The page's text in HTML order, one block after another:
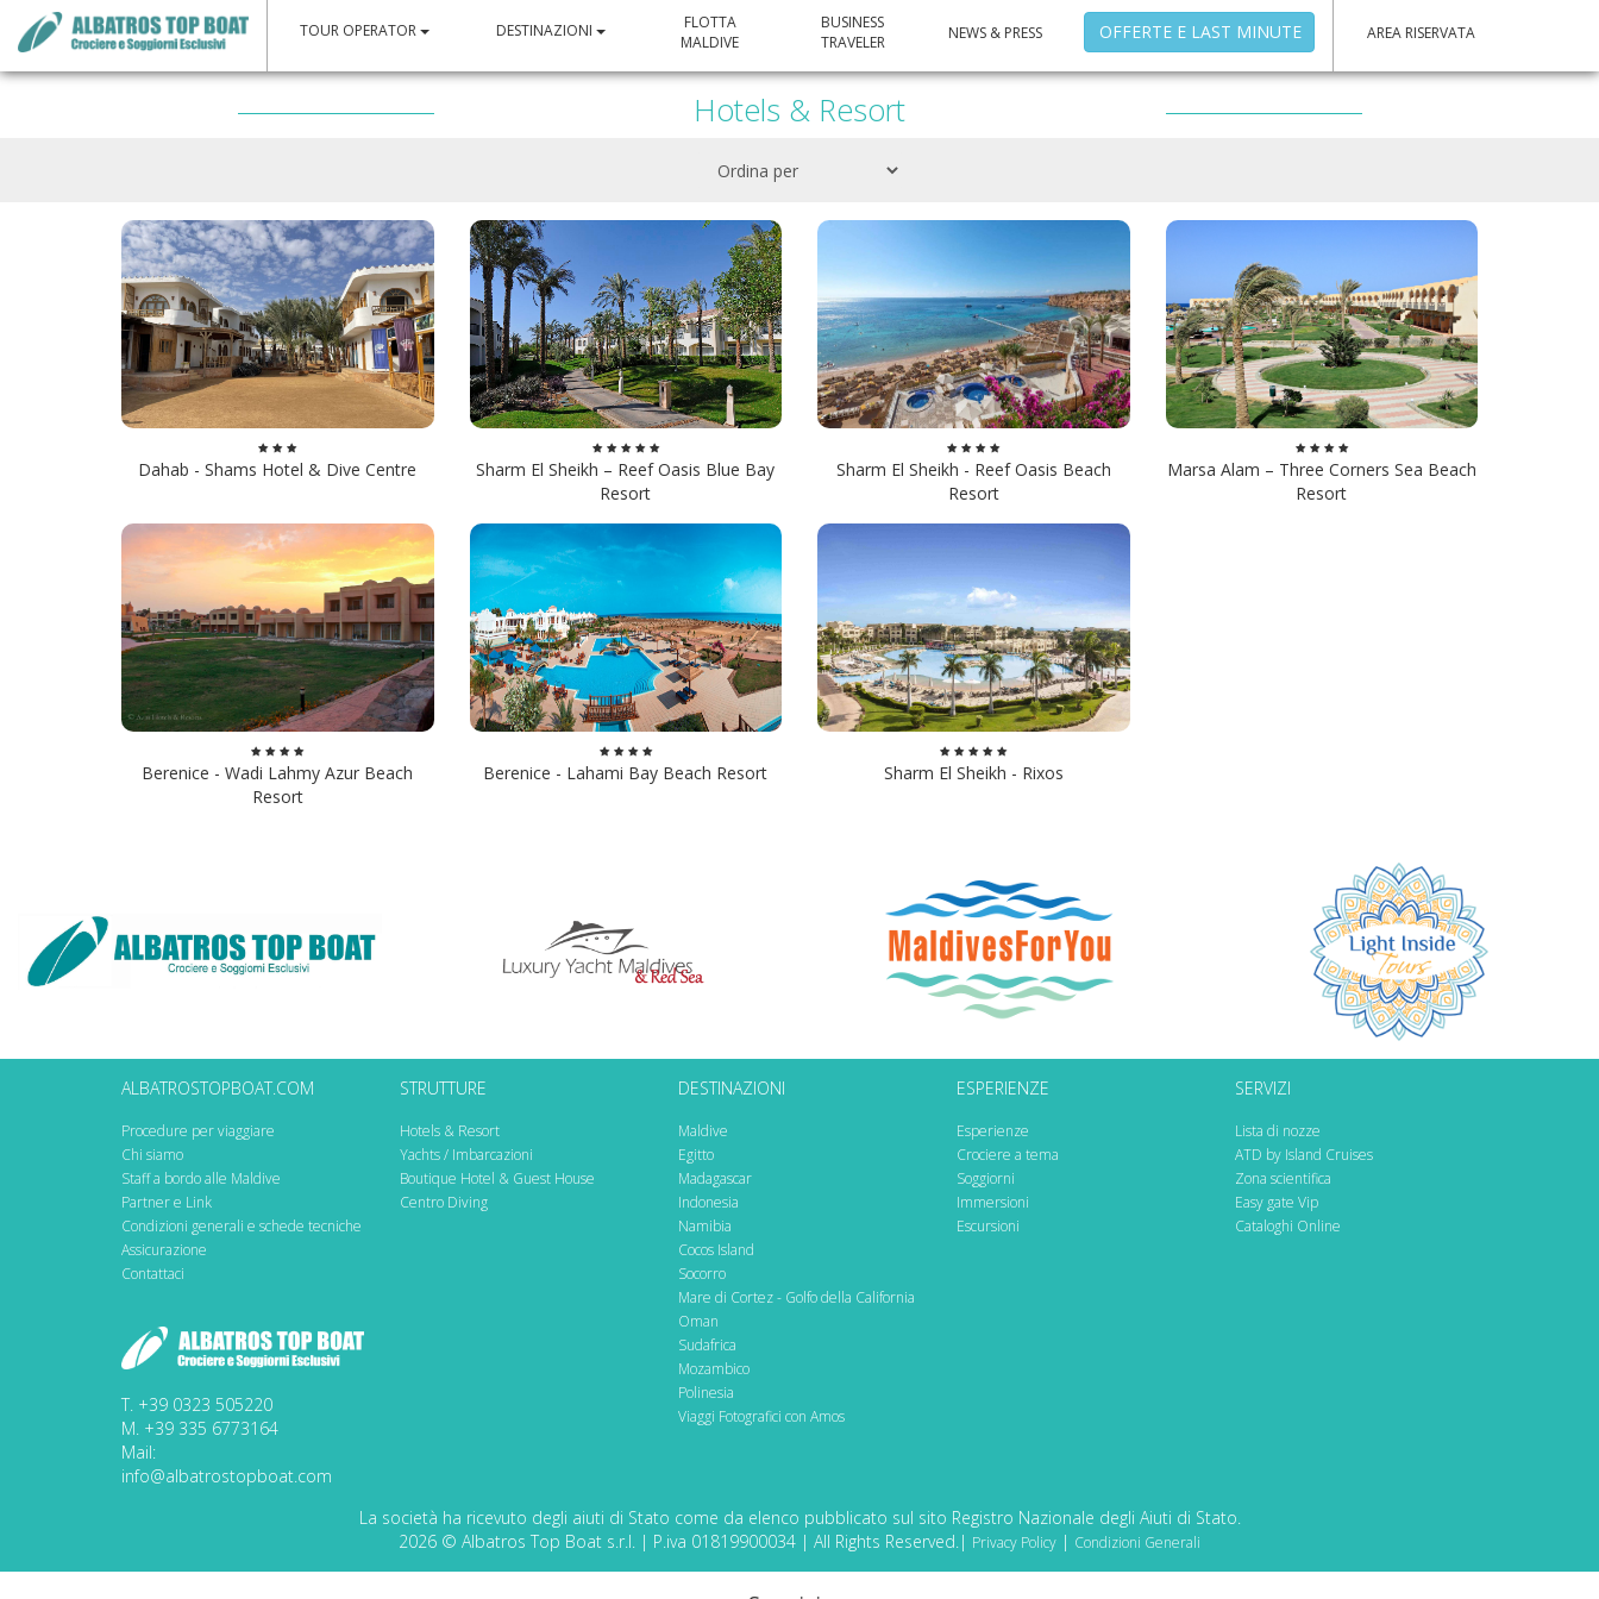
TOUR OPERATOR DESTINAZIONI
FLOTTA
MALDIVE
BUSINESS
TRAVELER
NEWS & PRESS OFFERTE E LAST MINUTE AREA RISERVATA
Hotels & Resort
Dahab - Shams Hotel & Dive Centre
Sharm El Sheikh – Reef Oasis Blue Bay
Resort
Sharm El Sheikh - Reef Oasis Beach
Resort
Marsa Alam – Three Corners Sea Beach
Resort
Berenice - Wadi Lahmy Azur Beach
Resort
Berenice - Lahami Bay Beach Resort Sharm El Sheikh - Rixos
ALBATROSTOPBOAT.COM
Procedure per viaggiare
Chi siamo
Staff a bordo alle Maldive
Partner e Link
Condizioni generali e schede tecniche
Assicurazione
Contattaci
T. +39 0323 505220
M. +39 335 6773164
Mail:
info@albatrostopboat.com
STRUTTURE
Hotels & Resort
Yachts / Imbarcazioni
Boutique Hotel & Guest House
Centro Diving
DESTINAZIONI
Maldive
Egitto
Madagascar
Indonesia
Namibia
Cocos Island
Socorro
Mare di Cortez - Golfo della California
Oman
Sudafrica
Mozambico
Polinesia
Viaggi Fotografici con Amos
ESPERIENZE
Esperienze
Crociere a tema
Soggiorni
Immersioni
Escursioni
SERVIZI
Lista di nozze
ATD by Island Cruises
Zona scientifica
Easy gate Vip
Cataloghi Online
La società ha ricevuto degli aiuti di Stato come da elenco pubblicato sul sito Registro Nazionale degli Aiuti di Stato.
2026 © Albatros Top Boat s.r.l. | P.iva 01819900034 | All Rights Reserved.| Privacy Policy | Condizioni Generali